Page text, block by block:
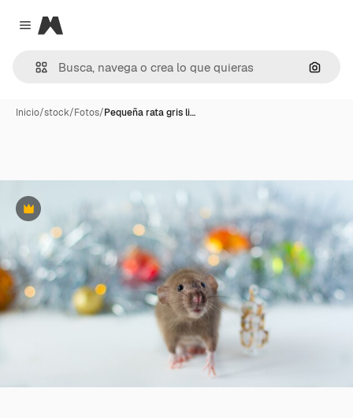
Close menu
Magnific
Inicio/stock/Fotos/Pequeña rata gris li…
Premium